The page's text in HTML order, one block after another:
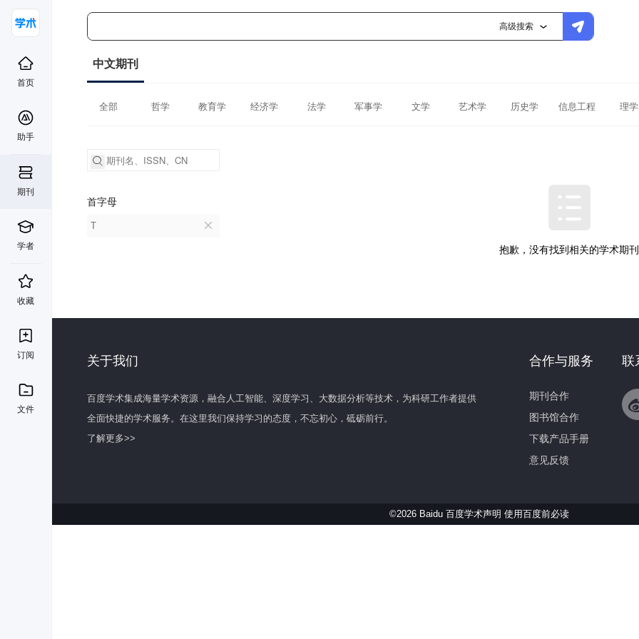
高级搜索
首页
助手
期刊
学者
收藏
订阅
文件
中文期刊
全部 哲学 教育学 经济学 法学 军事学 文学 艺术学 历史学 信息工程 理学
首字母
T
抱歉，没有找到相关的学术期刊
关于我们
百度学术集成海量学术资源，融合人工智能、深度学习、大数据分析等技术，为科研工作者提供
全面快捷的学术服务。在这里我们保持学习的态度，不忘初心，砥砺前行。
了解更多>>
联
合作与服务
期刊合作
图书馆合作
下载产品手册
意见反馈
©2026 Baidu 百度学术声明 使用百度前必读